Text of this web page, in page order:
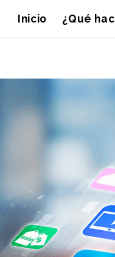
Inicio ¿Qué